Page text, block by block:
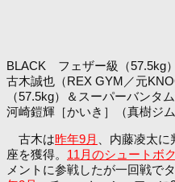
BLACK フェザー級（57.5kg
古木誠也（REX GYM／元
（57.5kg）＆スーパーバンタ
河崎鎧輝［かいき］（真樹ジム
古木は昨年9月
、内藤凌太
座を獲得。 11月のシュートボ
メントに参戦したが一回戦で